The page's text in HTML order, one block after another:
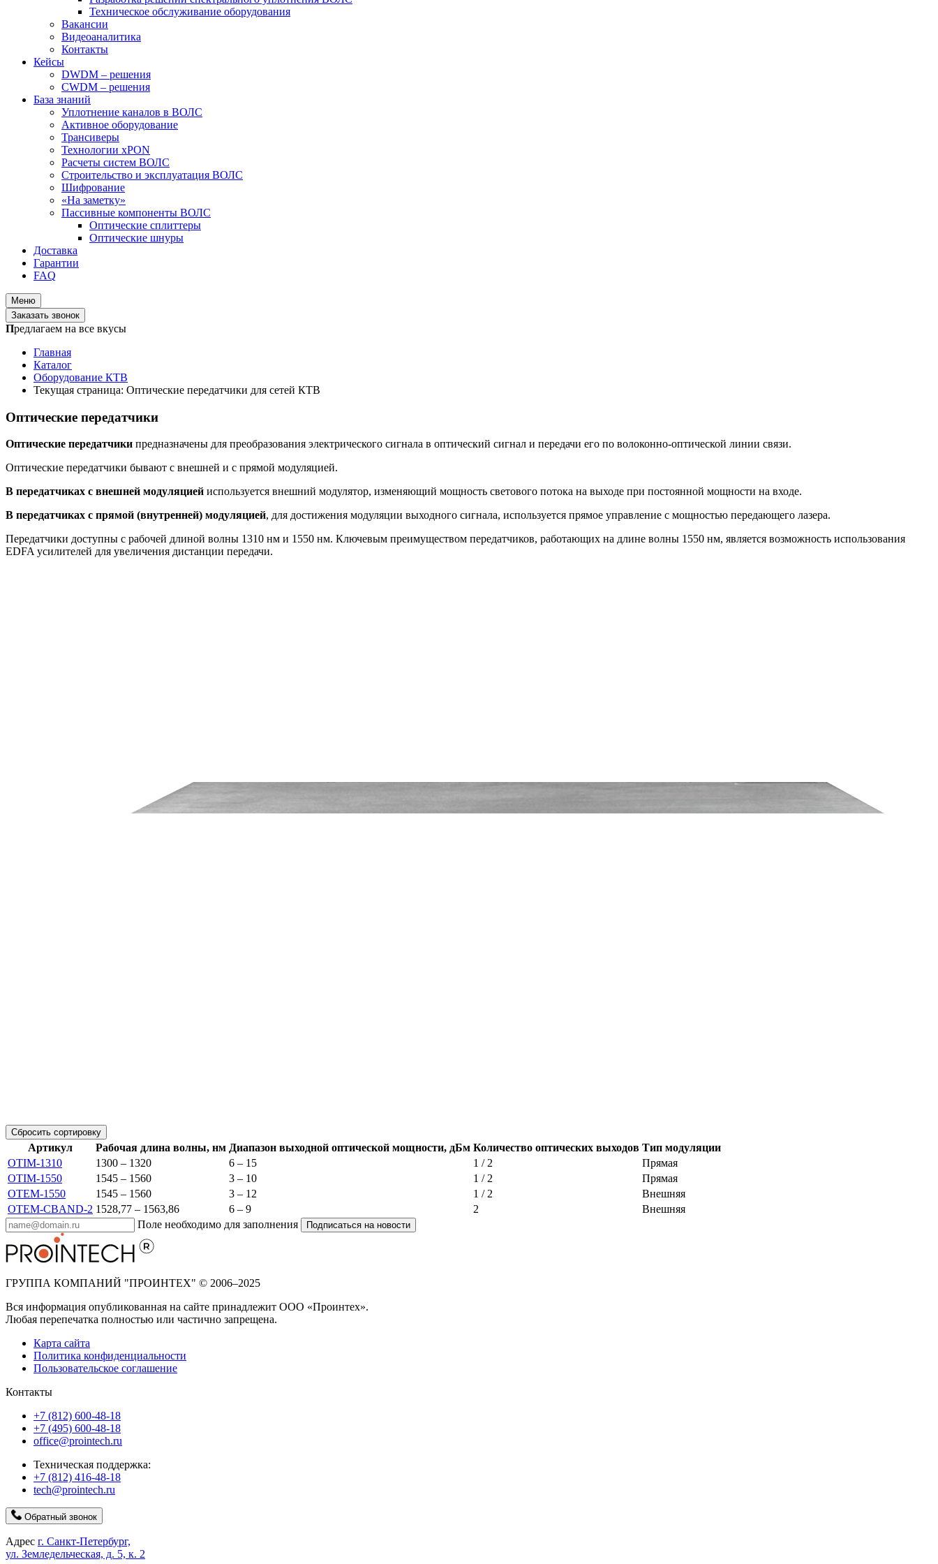
Техническое обслуживание оборудования
Вакансии
Видеоаналитика
Контакты
Кейсы
DWDM – решения
CWDM – решения
База знаний
Уплотнение каналов в ВОЛС
Активное оборудование
Трансиверы
Технологии xPON
Расчеты систем ВОЛС
Строительство и эксплуатация ВОЛС
Шифрование
«На заметку»
Пассивные компоненты ВОЛС
Оптические сплиттеры
Оптические шнуры
Доставка
Гарантии
FAQ
Меню
Заказать звонок
Предлагаем на все вкусы
Главная
Каталог
Оборудование КТВ
Текущая страница: Оптические передатчики для сетей КТВ
Оптические передатчики
Оптические передатчики предназначены для преобразования электрического сигнала в оптический сигнал и передачи его по волоконно-оптической линии связи.
Оптические передатчики бывают с внешней и с прямой модуляцией.
В передатчиках с внешней модуляцией используется внешний модулятор, изменяющий мощность светового потока на выходе при постоянной мощности на входе.
В передатчиках с прямой (внутренней) модуляцией, для достижения модуляции выходного сигнала, используется прямое управление с мощностью передающего лазера.
Передатчики доступны с рабочей длиной волны 1310 нм и 1550 нм. Ключевым преимуществом передатчиков, работающих на длине волны 1550 нм, является возможность использования
EDFA усилителей для увеличения дистанции передачи.
Сбросить сортировку
Артикул Рабочая длина волны, нм Диапазон выходной оптической мощности, дБм Количество оптических выходов Тип модуляции
OTIM-1310
1300 – 1320 6 – 15 1 / 2
Прямая
OTIM-1550
1545 – 1560 3 – 10 1 / 2
Прямая
OTEM-1550
1545 – 1560 3 – 12 1 / 2
Внешняя
OTEM-CBAND-2 1528,77 – 1563,86 6 – 9 2
Внешняя
Поле необходимо для заполнения
Подписаться на новости
ГРУППА КОМПАНИЙ "ПРОИНТЕХ" © 2006–2025
Вся информация опубликованная на сайте принадлежит ООО «Проинтех».
Любая перепечатка полностью или частично запрещена.
Карта сайта
Политика конфиденциальности
Пользовательское соглашение
Контакты
+7 (812) 600-48-18
+7 (495) 600-48-18
office@prointech.ru
Техническая поддержка:
+7 (812) 416-48-18
tech@prointech.ru
Обратный звонок
Адрес г. Санкт-Петербург,
ул. Земледельческая, д. 5, к. 2